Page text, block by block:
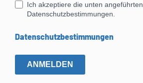
Ich akzeptiere die unten angeführten
Datenschutzbestimmungen.
Datenschutzbestimmungen
ANMELDEN